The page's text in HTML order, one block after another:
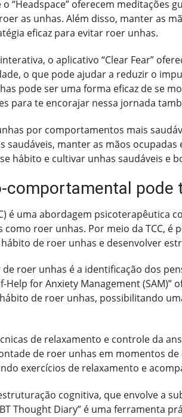
o “Headspace” oferecem meditações
as unhas. Além disso, manter as
eficaz para evitar roer unhas.
o aplicativo “Clear Fear”
o que pode ajudar a reduzir o
pode ser uma forma eficaz de se
para te encorajar nessa jornada
por comportamentos mais
manter as mãos
hábito e cultivar unhas saudáveis e
comportamental pode
é uma abordagem psicoterapêutica
roer unhas. Por meio da TCC, é
de roer unhas e desenvolver
roer unhas é a identificação dos
Help for Anxiety Management
de roer unhas, possibilitando
de relaxamento e controle da
de roer unhas em momentos de
exercícios de relaxamento e
cognitiva, que envolve a
Thought Diary” é uma ferramenta